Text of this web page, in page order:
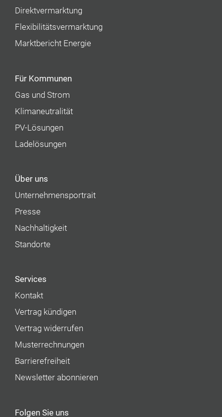
Direktvermarktung
Flexibilitätsvermarktung
Marktbericht Energie
Für Kommunen
Gas und Strom
Klimaneutralität
PV-Lösungen
Ladelösungen
Über uns
Unternehmens­portrait
Presse
Nachhaltigkeit
Standorte
Services
Kontakt
Vertrag kündigen
Vertrag widerrufen
Musterrechnungen
Barrierefreiheit
Newsletter abonnieren
Folgen Sie uns